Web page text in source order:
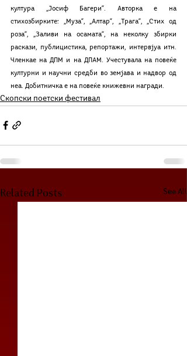
култура „Јосиф Багери“. Авторка е на
стихозбирките: „Муза“, „Алтар“, „Трага“, „Стих од
роза“, „Заливи на осамата“, на неколку збирки
раскази, публицистика, репортажи, интервјуа итн.
Членкае на ДПМ и на ДПАМ. Учестувала на повеќе
културни и научни средби во земјава и надвор од
неа. Добитничка е на повеќе книжевни награди.
Скопски поетски фестивал
Related Posts See All